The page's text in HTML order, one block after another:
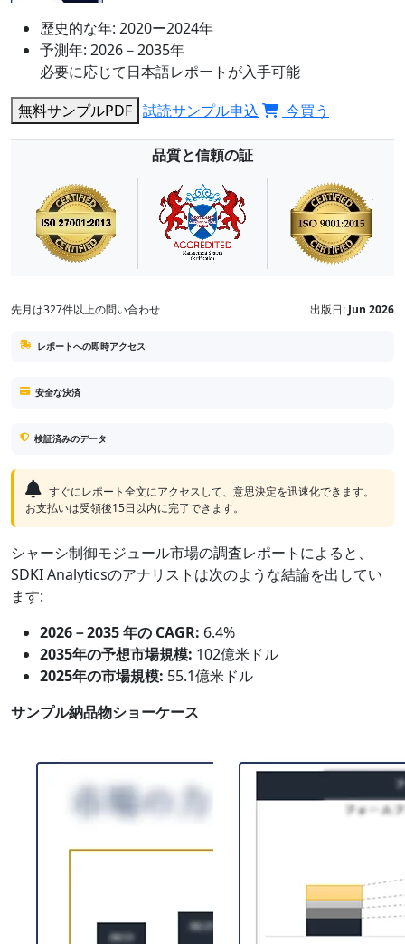
歴史的な年: 2020ー2024年
予測年: 2026－2035年
必要に応じて日本語レポートが入手可能
無料サンプルPDF 試読サンプル申込 今買う
品質と信頼の証
先月は327件以上の問い合わせ 出版日: Jun 2026
レポートへの即時アクセス
安全な決済
検証済みのデータ
すぐにレポート全文にアクセスして、意思決定を迅速化できます。
お支払いは受領後15日以内に完了できます。
シャーシ制御モジュール市場の調査レポートによると、
SDKI Analyticsのアナリストは次のような結論を出してい
ます:
2026－2035 年の CAGR: 6.4%
2035年の予想市場規模: 102億米ドル
2025年の市場規模: 55.1億米ドル
サンプル納品物ショーケース